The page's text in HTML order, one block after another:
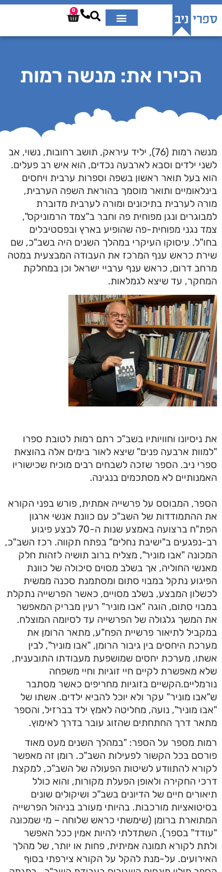
0
הכירו את: מנשה רמות
מנשה רמות (76), יליד עיראק, תושב רחובות, נשוי, אב
לשני ילדים וסבא לארבעה נכדים, הוא איש רב פעלים.
הוא בעל תואר ראשון בשפה וספרות ערבית ויחסים
בינלאומיים ותואר מוסמך בהוראת השפה הערבית,
מורה לערבית בתיכונים ומורה לערבית מדוברת
למבוגרים ונגן מפוחית פה וחבר ב"צמד הרמוניקס",
צמד נגני מפוחית-פה שהופיע בארץ ובפסטיבלים
בחו"ל. עיסוקו העיקרי במהלך השנים היה בשב"כ, שם
שירת כראש ענף המרכז את העבודה המבצעית במטה
מרחב דרום, כראש ענף ערביי ישראל וכן במחלקת
המחקר, עד שיצא לגמלאות.
את ניסיונו וחוויותיו בשב"כ רתם רמות לטובת ספרו
"למוות ארבעה פנים" שיצא לאור בימים אלה בהוצאת
ספרי ניב. הספר שזכה לשבחים רבים מוכיח שכישוריו
האמנותיים לא מסתכמים בנגינה.
הספר, המבוסס על פרשייה אמתית, פורש בפני הקורא
את ההתמודדות של השב"כ עם כוונת אנשי ארגון
הפת"ח ברצועה באמצע שנות ה-70 לבצע פיגוע
רב-נפגעים ב"ישיבת נחלים" בפתח תקווה. רכז השב"כ,
המכונה "אבו מוניר", מצליח ברוב תושיה לזהות חלק
מאנשי החוליה, אך בשלב מסוים סיכולה של כוונת
הפיגוע נתקל במבוי סתום ומסתמנת סכנה ממשית
לכשלון המבצע, בשלב מסויים, כאשר הפרשייה נתקלת
במבוי סתום, הוגה "אבו מוניר" רעין מבריק המאפשר
את המשך גלגולה של הפרשייה עד לסיומה המוצלח.
במקביל לתיאור פרשיית הפח"ע, מתאר הרומן את
מערכת היחסים בין גיבור הרומן, "אבו מוניר", לבין
אשתו, מערכת יחסים שמושפעת מעבודתו התובענית,
שלא מאפשרת לקיים חיי זוגיות וחיי משפחה
נורמליים.הקשיים בזוגיות מחריפים כאשר מסתבר
ש"אבו מוניר" עקר ולא יוכל להביא ילדים. אשתו של
"אבו מוניר", נועה, מחליטה לאמץ ילד בברזיל, והספר
מתאר דרך החתחתים שהזוג עובר בדרך לאימוץ.
רמות מספר על הספר: "במהלך השנים מעט מאוד
פורסם בכל הקשור לפעילות השב"כ. רומן זה מאפשר
לקורא להתוודע לשיטות הפעולה של השב"כ, למקצת
דרכי החקירה ולאופן הפעלת מקורות, והוא כולל
תיאורים חיים של הדיונים בשב"כ ושיקולים שונים
בסיטואציות מורכבות. בהיותי מעורב בניהול הפרשייה
המתוארת ברומן (שימשתי כראש שלוחה – מי שמכונה
"עודד" בספר), השתדלתי להיות אמין ככל האפשר
ולתת לקורא תמונה אמיתית, פחות או יותר, של מהלך
האירועים. על-מנת להקל על הקורא צירפתי בסוף